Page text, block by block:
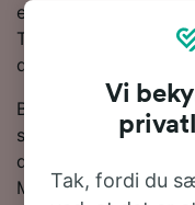
eller dele af din
Trenitalia-tog, da de
denne rute.
Brug vores
søge efter billige
du kan spare på
Montecatini Terme,
Vi
Tak, fordi du